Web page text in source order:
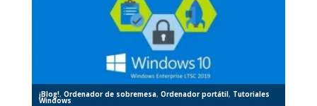
¡Blog!, Ordenador de sobremesa, Ordenador portátil, Tutoriales
Windows